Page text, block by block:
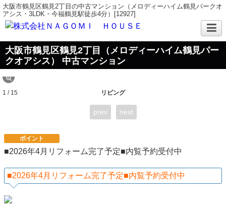
大阪市鶴見区鶴見2丁目の中古マンション（メロディーハイム鶴見パークオ
アシス・3LDK・今福鶴見駅徒歩4分）[12927]
大阪市鶴見区鶴見2丁目（メロディーハイム鶴見パー
クオアシス） 中古マンション
リビング
1 / 15
prev next
ポイント
■2026年4月リフォーム完了予定■内覧予約受付中
■2026年4月リフォーム完了予定■内覧予約受付中